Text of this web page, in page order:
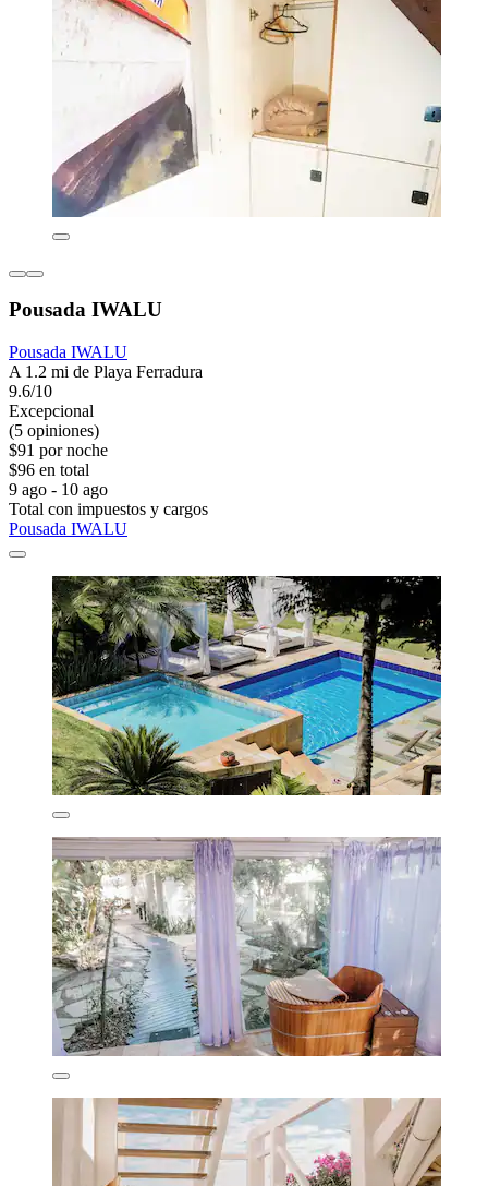
Pousada IWALU
Pousada IWALU
A 1.2 mi de Playa Ferradura
9.6/10
Excepcional
(5 opiniones)
$91 por noche
$96 en total
9 ago - 10 ago
Total con impuestos y cargos
Pousada IWALU